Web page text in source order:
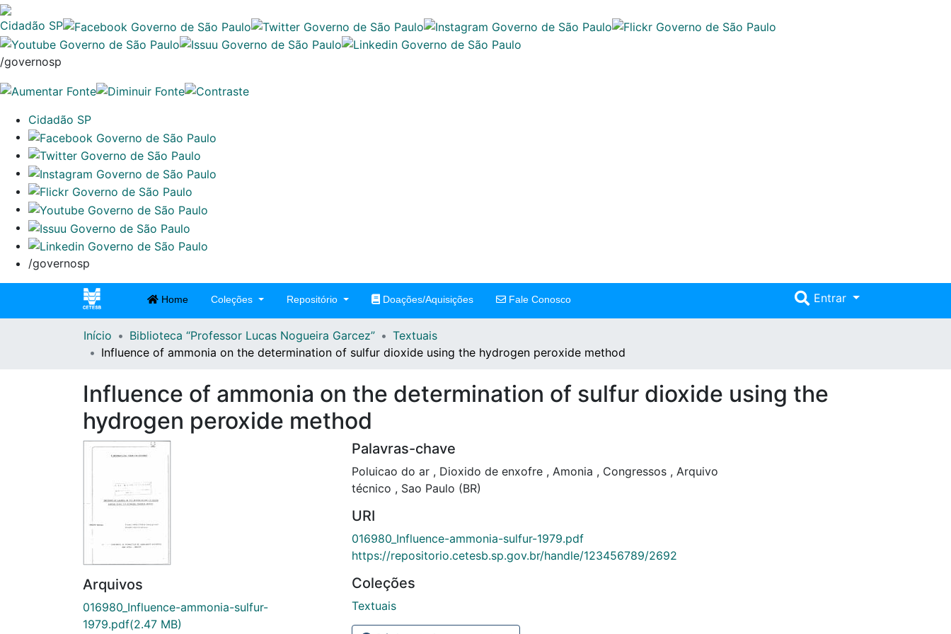
Cidadão SP
/governosp
Cidadão SP
/governosp
Entrar
Home Coleções Repositório Doações/Aquisições Fale Conosco
Início Biblioteca “Professor Lucas Nogueira Garcez”
Textuais
Influence of ammonia on the determination of sulfur dioxide using the hydrogen peroxide method
Influence of ammonia on the determination of sulfur dioxide using the
hydrogen peroxide method
Arquivos
016980_Influence-ammonia-sulfur-
1979.pdf(2.47 MB)
Palavras-chave
Poluicao do ar , Dioxido de enxofre , Amonia , Congressos , Arquivo
técnico , Sao Paulo (BR)
URI
016980_Influence-ammonia-sulfur-1979.pdf
https://repositorio.cetesb.sp.gov.br/handle/123456789/2692
Coleções
Textuais